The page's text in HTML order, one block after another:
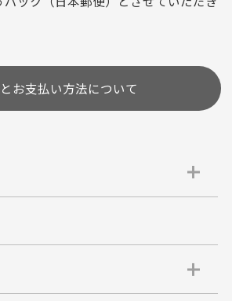
400円
お支払い方法について